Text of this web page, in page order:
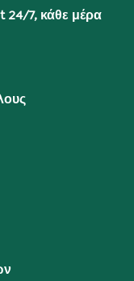
24/7, κάθε μέρα